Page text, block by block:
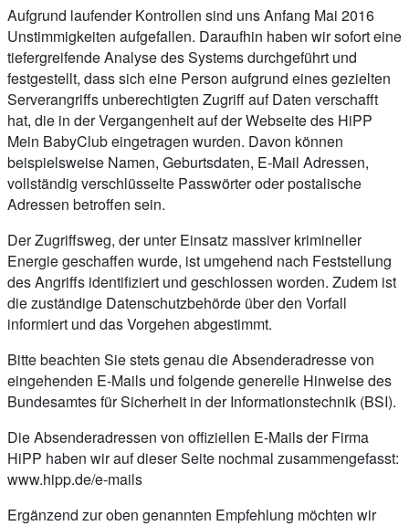
Aufgrund laufender Kontrollen sind uns Anfang Mai 2016
Unstimmigkeiten aufgefallen. Daraufhin haben wir sofort eine
tiefergreifende Analyse des Systems durchgeführt und
festgestellt, dass sich eine Person aufgrund eines gezielten
Serverangriffs unberechtigten Zugriff auf Daten verschafft
hat, die in der Vergangenheit auf der Webseite des HiPP
Mein BabyClub eingetragen wurden. Davon können
beispielsweise Namen, Geburtsdaten, E-Mail Adressen,
vollständig verschlüsselte Passwörter oder postalische
Adressen betroffen sein.
Der Zugriffsweg, der unter Einsatz massiver krimineller
Energie geschaffen wurde, ist umgehend nach Feststellung
des Angriffs identifiziert und geschlossen worden. Zudem ist
die zuständige Datenschutzbehörde über den Vorfall
informiert und das Vorgehen abgestimmt.
Bitte beachten Sie stets genau die Absenderadresse von
eingehenden E-Mails und folgende generelle Hinweise des
Bundesamtes für Sicherheit in der Informationstechnik (BSI).
Die Absenderadressen von offiziellen E-Mails der Firma
HiPP haben wir auf dieser Seite nochmal zusammengefasst:
www.hipp.de/e-mails
Ergänzend zur oben genannten Empfehlung möchten wir